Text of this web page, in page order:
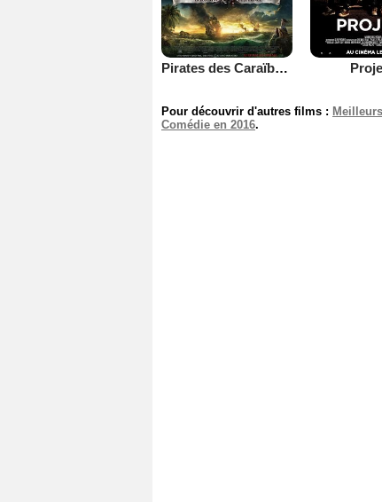
Pirates des Caraïbes : la Fontaine de Jouvence
Pour découvrir d'autres films :
Comédie en 2016.